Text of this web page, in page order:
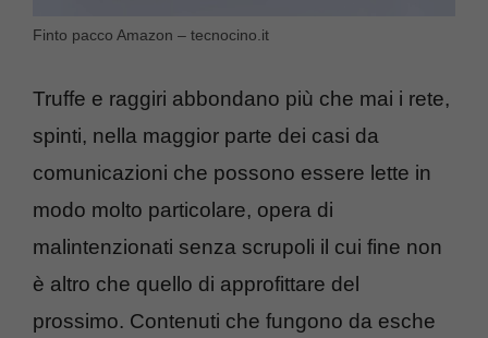
Finto pacco Amazon – tecnocino.it
Truffe e raggiri abbondano più che mai i rete,
spinti, nella maggior parte dei casi da
comunicazioni che possono essere lette in
modo molto particolare, opera di
malintenzionati senza scrupoli il cui fine non
è altro che quello di approfittare del
prossimo. Contenuti che fungono da esche